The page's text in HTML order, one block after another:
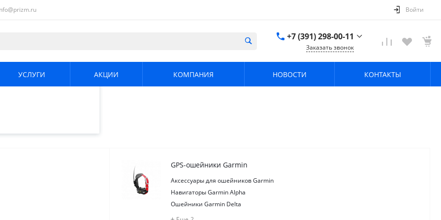
и
Продолжая
использования.
.
Войти
+7 (391) 298-00-11
г. Красноярск, пер.
Заказать звонок
УСЛУГИ АКЦИИ КОМПАНИЯ НОВОСТИ КОНТАКТЫ
GPS-ошейники Garmin
Аксессуары для ошейников Garmin
Навигаторы Garmin Alpha
Ошейники Garmin Delta